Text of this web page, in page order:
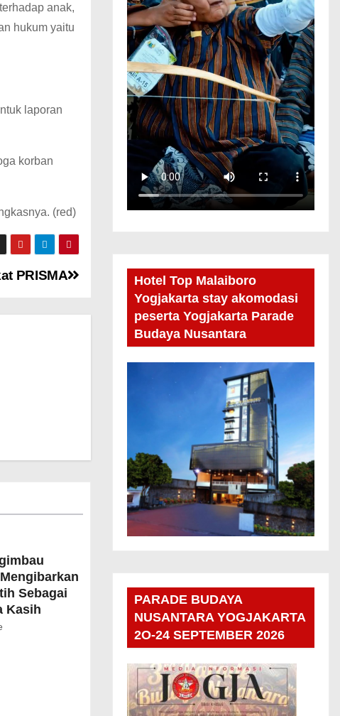
anak,
hukum yaitu
laporan
korban
(red)
PRISMA
Sebagai
Kasih
Hotel Top Malaiboro
Yogjakarta stay akomodasi
peserta Yogjakarta Parade
Budaya Nusantara
PARADE BUDAYA
NUSANTARA YOGJAKARTA
2O-24 SEPTEMBER 2026